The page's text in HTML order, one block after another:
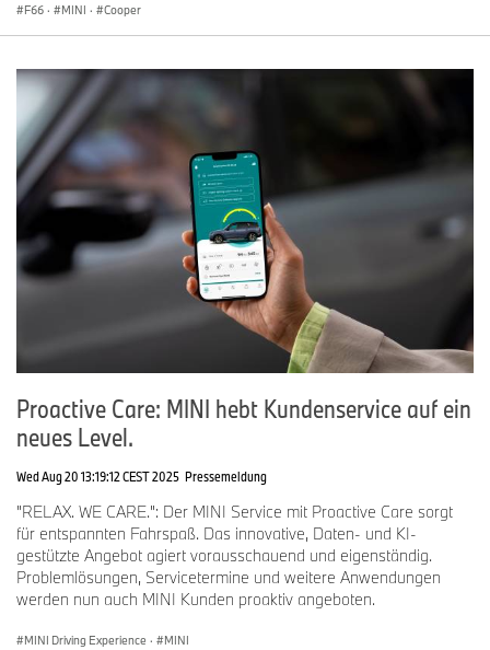
F66 · MINI · Cooper
Proactive Care: MINI hebt Kundenservice auf ein
neues Level.
Wed Aug 20 13:19:12 CEST 2025 Pressemeldung
"RELAX. WE CARE.": Der MINI Service mit Proactive Care sorgt
für entspannten Fahrspaß. Das innovative, Daten- und KI-
gestützte Angebot agiert vorausschauend und eigenständig.
Problemlösungen, Servicetermine und weitere Anwendungen
werden nun auch MINI Kunden proaktiv angeboten.
MINI Driving Experience · MINI